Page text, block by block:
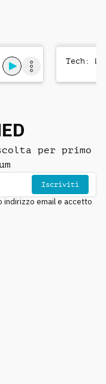
Tech:
per primo
Iscriviti
email e accetto